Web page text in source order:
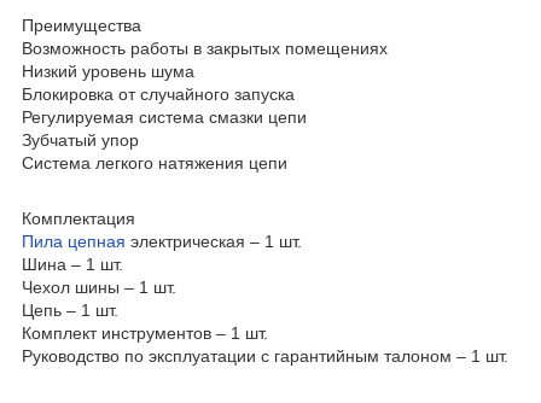
Преимущества
Возможность работы в закрытых помещениях
Низкий уровень шума
Блокировка от случайного запуска
Регулируемая система смазки цепи
Зубчатый упор
Система легкого натяжения цепи
Комплектация
Пила цепная электрическая – 1 шт.
Шина – 1 шт.
Чехол шины – 1 шт.
Цепь – 1 шт.
Комплект инструментов – 1 шт.
Руководство по эксплуатации с гарантийным талоном – 1 шт.